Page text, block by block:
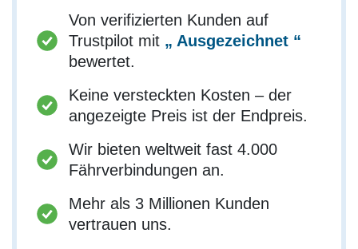
Von verifizierten Kunden auf
Trustpilot mit „ Ausgezeichnet “
bewertet.
Keine versteckten Kosten – der
angezeigte Preis ist der Endpreis.
Wir bieten weltweit fast 4.000
Fährverbindungen an.
Mehr als 3 Millionen Kunden
vertrauen uns.